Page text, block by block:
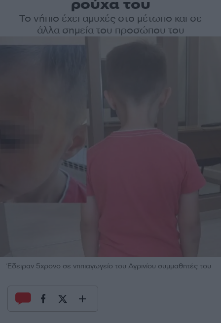
ρούχα του
Το νήπιο έχει αμυχές στο μέτωπο και σε
άλλα σημεία του προσώπου του
Έδειραν 5χρονο σε νηπιαγωγείο του Αγρινίου συμμαθητές του